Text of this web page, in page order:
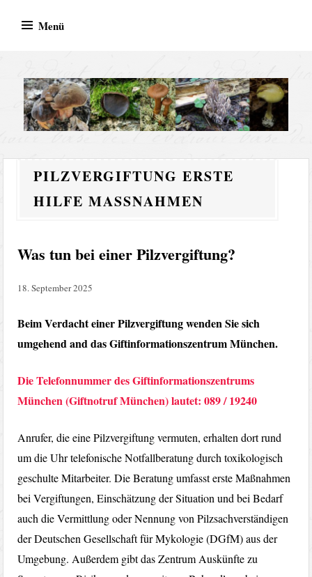
Inhalt
Menü
Fachlicher
Pilzsachverständiger &
Beratung für sicheres
Pilzesammeln
Pilzvergiftungen – Ihr Ansprechpartner mit Erfahrung und
PILZVERGIFTUNG ERSTE
HILFE MASSNAHMEN
Was tun bei einer Pilzvergiftung?
18. September 2025
Beim Verdacht einer Pilzvergiftung wenden Sie sich
umgehend and das Giftinformationszentrum München.
Die Telefon­nummer des Gift­informations­zentrums
München (Giftnotruf München) lautet: 089 / 19240
Anrufer, die eine Pilzvergiftung vermuten, erhalten dort rund
um die Uhr telefonische Notfallberatung durch toxikologisch
geschulte Mitarbeiter. Die Beratung umfasst erste Maßnahmen
bei Vergiftungen, Einschätzung der Situation und bei Bedarf
auch die Vermittlung oder Nennung von Pilzsachverständigen
der Deutschen Gesellschaft für Mykologie (DGfM) aus der
Umgebung. Außerdem gibt das Zentrum Auskünfte zu